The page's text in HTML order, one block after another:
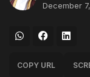
December
COPY URL